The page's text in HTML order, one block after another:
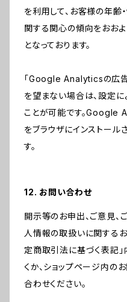
を利用して、お客様の年齢
関する関心の傾向をおお
となっております。
「Google Analyticsの広
を望まない場合は、設定に
ことが可能です。Google
をブラウザにインストール
す。
12. お問い合わせ
開示等のお申出、ご意見、
人情報の取扱いに関するお
定商取引法に基づく表記
くか、ショップページ内の
合わせください。